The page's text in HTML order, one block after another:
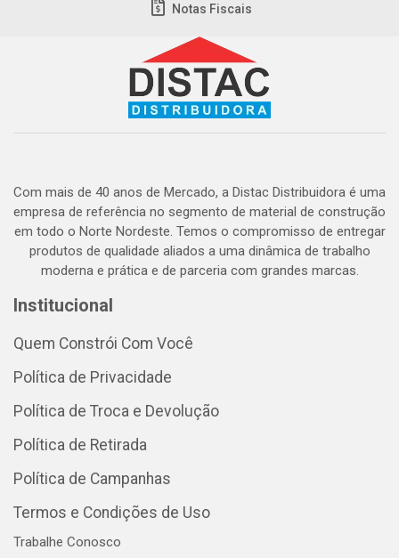
Notas Fiscais
Com mais de 40 anos de Mercado, a Distac Distribuidora é uma
empresa de referência no segmento de material de construção
em todo o Norte Nordeste. Temos o compromisso de entregar
produtos de qualidade aliados a uma dinâmica de trabalho
moderna e prática e de parceria com grandes marcas.
Institucional
Quem Constrói Com Você
Política de Privacidade
Política de Troca e Devolução
Política de Retirada
Política de Campanhas
Termos e Condições de Uso
Trabalhe Conosco